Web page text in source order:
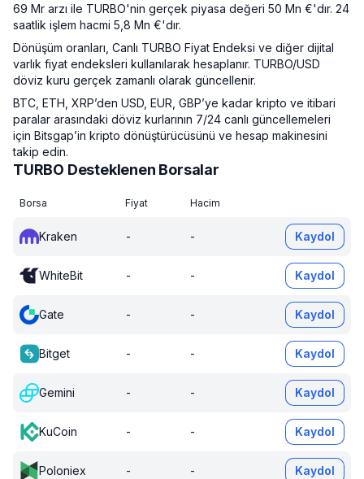
69 Mr arzı ile TURBO'nin gerçek piyasa değeri 50 Mn €'dır. 24
saatlik işlem hacmi 5,8 Mn €'dır.
Dönüşüm oranları, Canlı TURBO Fiyat Endeksi ve diğer dijital
varlık fiyat endeksleri kullanılarak hesaplanır. TURBO/USD
döviz kuru gerçek zamanlı olarak güncellenir.
BTC, ETH, XRP’den USD, EUR, GBP’ye kadar kripto ve itibari
paralar arasındaki döviz kurlarının 7/24 canlı güncellemeleri
için Bitsgap’in kripto dönüştürücüsünü ve hesap makinesini
takip edin.
TURBO Desteklenen Borsalar
Borsa Fiyat Hacim
Kraken - - Kaydol
WhiteBit - - Kaydol
Gate - - Kaydol
Bitget - - Kaydol
Gemini - - Kaydol
KuCoin - - Kaydol
Poloniex - - Kaydol